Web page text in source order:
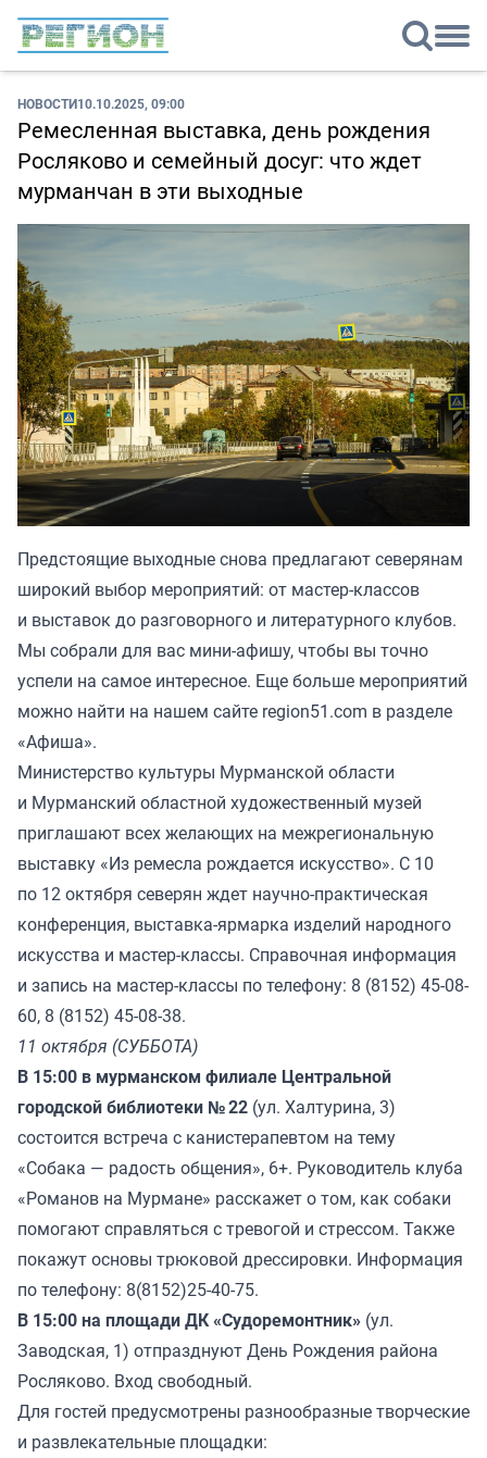
НОВОСТИ10.10.2025, 09:00
Ремесленная выставка, день рождения
Росляково и семейный досуг: что ждет
мурманчан в эти выходные
Предстоящие выходные снова предлагают северянам
широкий выбор мероприятий: от мастер-классов
и выставок до разговорного и литературного клубов.
Мы собрали для вас мини-афишу, чтобы вы точно
успели на самое интересное. Еще больше мероприятий
можно найти на нашем сайте region51.com в разделе
«Афиша».
Министерство культуры Мурманской области
и Мурманский областной художественный музей
приглашают всех желающих на межрегиональную
выставку «Из ремесла рождается искусство». С 10
по 12 октября северян ждет научно-практическая
конференция, выставка-ярмарка изделий народного
искусства и мастер-классы. Справочная информация
и запись на мастер-классы по телефону: 8 (8152) 45-08-
60, 8 (8152) 45-08-38.
11 октября (СУББОТА)
В 15:00 в мурманском филиале Центральной
городской библиотеки № 22 (ул. Халтурина, 3)
состоится встреча с канистерапевтом на тему
«Собака — радость общения», 6+. Руководитель клуба
«Романов на Мурмане» расскажет о том, как собаки
помогают справляться с тревогой и стрессом. Также
покажут основы трюковой дрессировки. Информация
по телефону: 8(8152)25-40-75.
В 15:00 на площади ДК «Судоремонтник» (ул.
Заводская, 1) отпразднуют День Рождения района
Росляково. Вход свободный.
Для гостей предусмотрены разнообразные творческие
и развлекательные площадки: